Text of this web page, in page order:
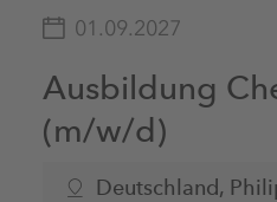
01.09.2027
Ausbildung
(m/w/d)
Deutschland,